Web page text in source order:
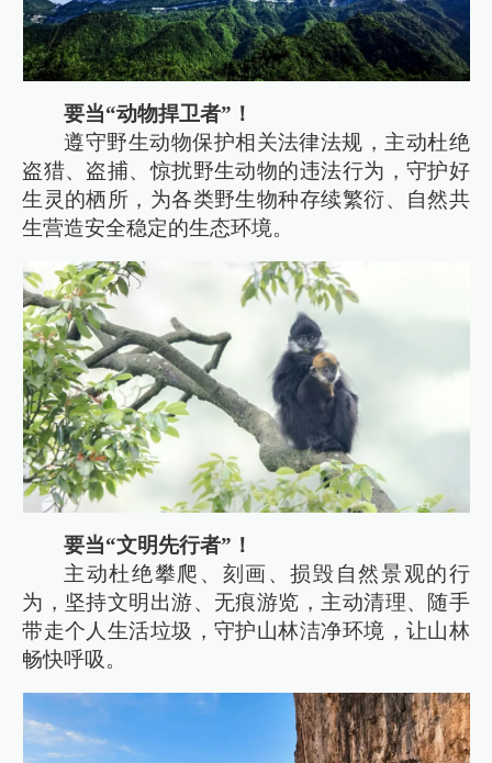
要当“动物捍卫者”！
遵守野生动物保护相关法律法规，主动杜绝
盗猎、盗捕、惊扰野生动物的违法行为，守护好
生灵的栖所，为各类野生物种存续繁衍、自然共
生营造安全稳定的生态环境。
要当“文明先行者”！
主动杜绝攀爬、刻画、损毁自然景观的行
为，坚持文明出游、无痕游览，主动清理、随手
带走个人生活垃圾，守护山林洁净环境，让山林
畅快呼吸。